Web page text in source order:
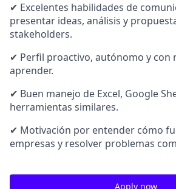
✔ Excelentes habilidades de
presentar ideas, análisis y
stakeholders.
✔ Perfil proactivo, autónomo y con
aprender.
✔ Buen manejo de Excel, Google
herramientas similares.
✔ Motivación por entender cómo
empresas y resolver problemas
Apply now